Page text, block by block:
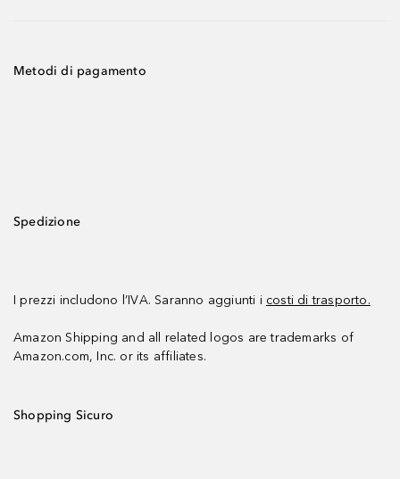
Metodi di pagamento
Spedizione
I prezzi includono l’IVA. Saranno aggiunti i costi di trasporto.
Amazon Shipping and all related logos are trademarks of
Amazon.com, Inc. or its affiliates.
Shopping Sicuro